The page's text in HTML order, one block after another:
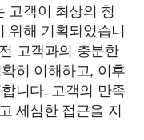
고객이 최상의 청
위해 기획되었습니
고객과의 충분한
히 이해하고, 이후
니다. 고객의 만족
세심한 접근을 지